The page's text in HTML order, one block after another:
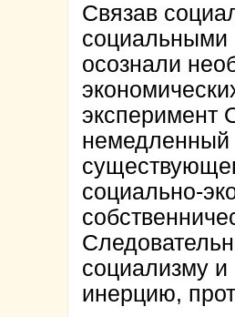
Связав
социальными
осознали
эксперимент
немедленный
социально-
социализму и
инерцию,